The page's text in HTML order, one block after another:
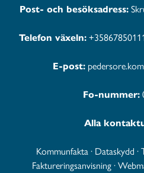
Post- och besöksadress:
Telefon växeln:
E-post:
Fo-nummer:
Alla
Kommunfakta· Dataskydd ·
Faktureringsanvisning·